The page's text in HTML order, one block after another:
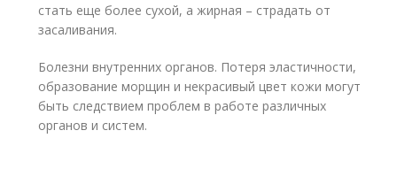
стать еще более сухой, а жирная – страдать от
засаливания.
Болезни внутренних органов. Потеря эластичности,
образование морщин и некрасивый цвет кожи могут
быть следствием проблем в работе различных
органов и систем.